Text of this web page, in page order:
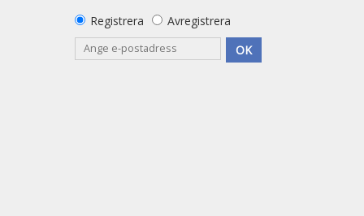
Registrera
Avregistrera
OK